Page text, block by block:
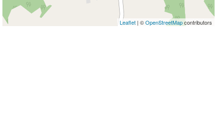
Leaflet | ©OpenStreetMapcontributors